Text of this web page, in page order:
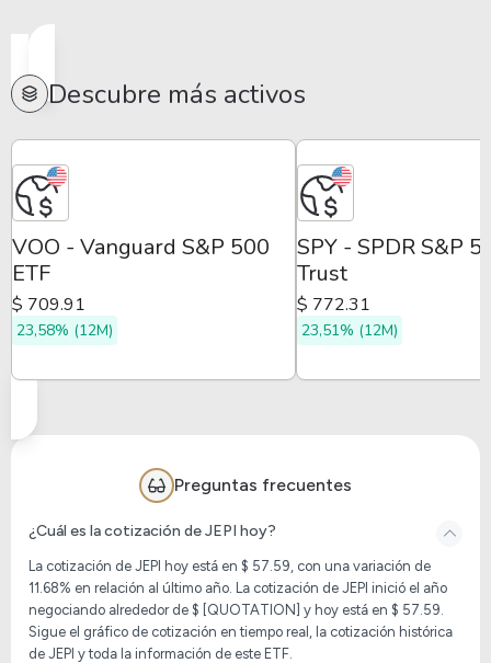
Descubre más activos
VOO - Vanguard S&P 500
ETF
$ 709.91
23,58% (12M)
SPY - SPDR S&P
Trust
$ 772.31
23,51% (12M)
Preguntas frecuentes
¿Cuál es la cotización de JEPI hoy?
La cotización de JEPI hoy está en $ 57.59, con una variación de
11.68% en relación al último año. La cotización de JEPI inició el año
negociando alrededor de $ [QUOTATION] y hoy está en $ 57.59.
Sigue el gráfico de cotización en tiempo real, la cotización histórica
de JEPI y toda la información de este ETF.